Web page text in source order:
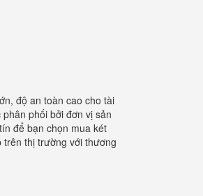
độ an toàn cao cho tài
phối bởi đơn vị sản
để bạn chọn mua két
trên thị trường với thương